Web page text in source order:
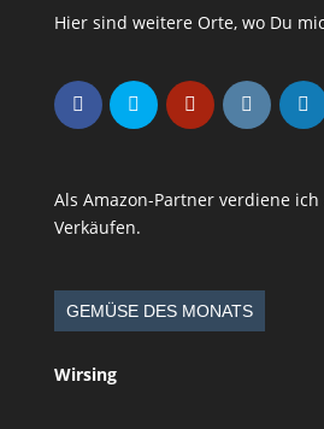
Hier sind weitere Orte, wo Du
Als Amazon-Partner verdiene
Verkäufen.
GEMÜSE DES MONATS
Wirsing